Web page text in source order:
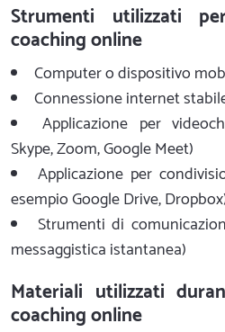
Strumenti utilizzati
coaching online
Computer o dispositivo
Connessione internet
Applicazione per
Skype, Zoom, Google Meet)
Applicazione per
esempio Google Drive,
Strumenti di
messaggistica istantanea)
Materiali utilizzati
coaching online